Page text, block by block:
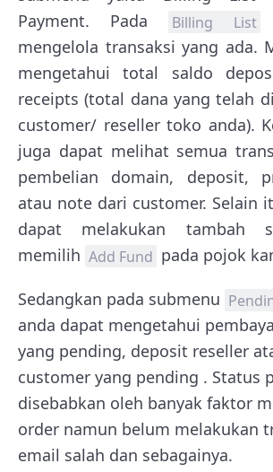
Payment. Pada
Billing List
mengelola transaksi yang ada.
mengetahui total saldo
receipts (total dana yang telah
customer/ reseller toko anda).
juga dapat melihat semua
pembelian domain, deposit,
atau note dari customer. Selain
dapat melakukan tambah
memilih Add Fund pada pojok
Sedangkan pada submenu
anda dapat mengetahui
yang pending, deposit reseller
customer yang pending . Status
disebabkan oleh banyak faktor
order namun belum melakukan
email salah dan sebagainya.